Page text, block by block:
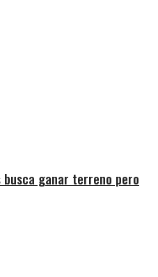
busca ganar terreno pero